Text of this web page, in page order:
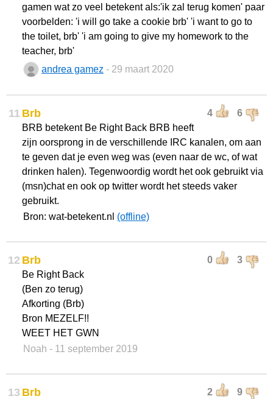
gamen wat zo veel betekent als:'ik zal terug komen' paar
voorbelden: 'i will go take a cookie brb' 'i want to go to
the toilet, brb' 'i am going to give my homework to the
teacher, brb'
andrea gamez - 29 maart 2020
11 4 6
Brb
BRB betekent Be Right Back BRB heeft
zijn oorsprong in de verschillende IRC kanalen, om aan
te geven dat je even weg was (even naar de wc, of wat
drinken halen). Tegenwoordig wordt het ook gebruikt via
(msn)chat en ook op twitter wordt het steeds vaker
gebruikt.
Bron: wat-betekent.nl (offline)
12 0 3
Brb
Be Right Back
(Ben zo terug)
Afkorting (Brb)
Bron MEZELF!!
WEET HET GWN
Noah - 11 september 2019
13 2 9
Brb